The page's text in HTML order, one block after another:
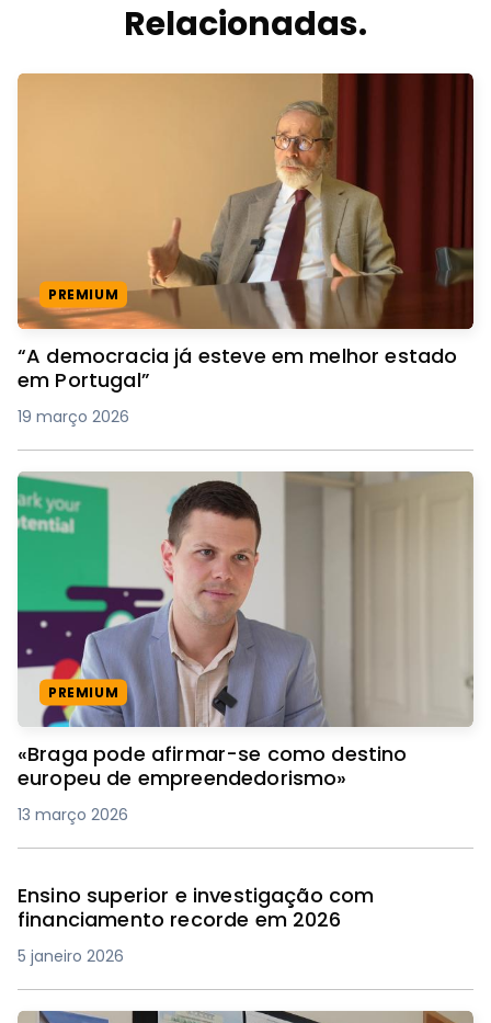
Relacionadas.
PREMIUM
“A democracia já esteve em melhor estado
em Portugal”
19 março 2026
PREMIUM
«Braga pode afirmar-se como destino
europeu de empreendedorismo»
13 março 2026
Ensino superior e investigação com
financiamento recorde em 2026
5 janeiro 2026